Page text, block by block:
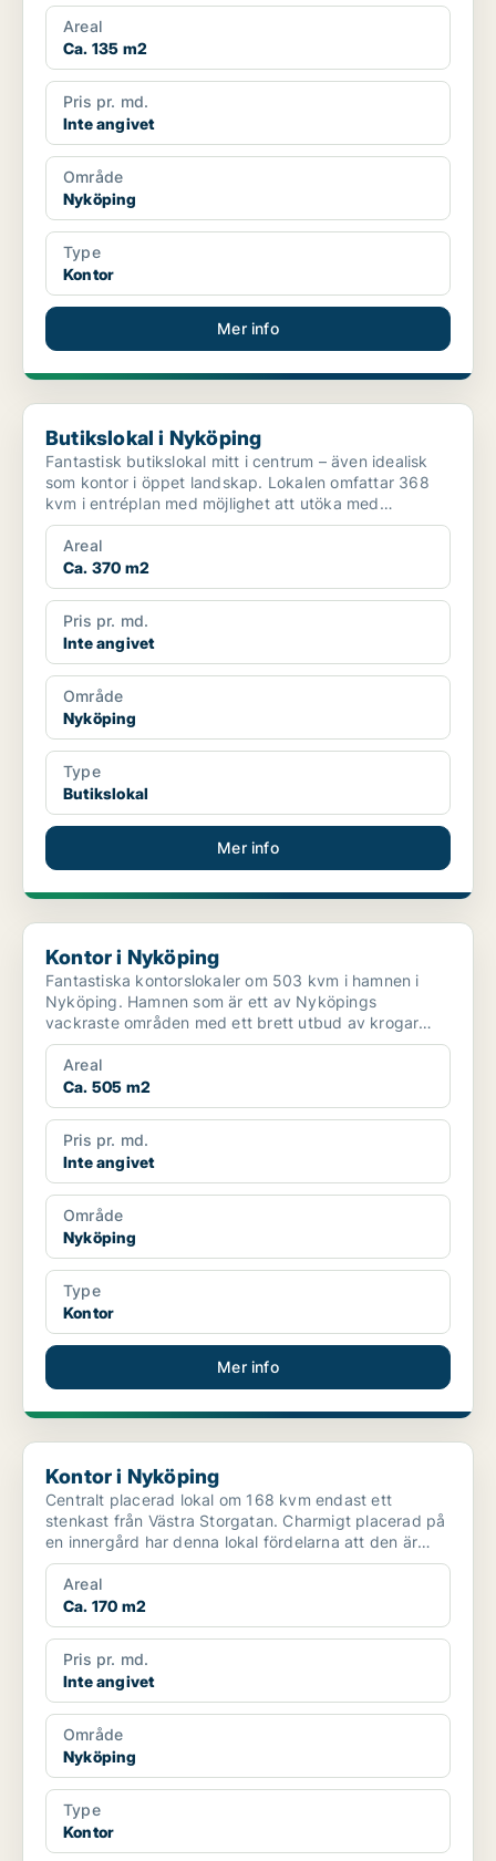
Areal
Ca. 135 m2
Pris pr. md.
Inte angivet
Område
Nyköping
Type
Kontor
Mer info
Butikslokal i Nyköping
Butikslokal i Nyköping
Fantastisk butikslokal mitt i centrum – även idealisk
som kontor i öppet landskap. Lokalen omfattar 368
kvm i entréplan med möjlighet att utöka med
ytterliga...
Areal
Ca. 370 m2
Pris pr. md.
Inte angivet
Område
Nyköping
Type
Butikslokal
Mer info
Kontor i Nyköping
Kontor i Nyköping
Fantastiska kontorslokaler om 503 kvm i hamnen i
Nyköping. Hamnen som är ett av Nyköpings
vackraste områden med ett brett utbud av krogar
och restauranger me...
Areal
Ca. 505 m2
Pris pr. md.
Inte angivet
Område
Nyköping
Type
Kontor
Mer info
Kontor i Nyköping
Kontor i Nyköping
Centralt placerad lokal om 168 kvm endast ett
stenkast från Västra Storgatan. Charmigt placerad på
en innergård har denna lokal fördelarna att den är
anpassn...
Areal
Ca. 170 m2
Pris pr. md.
Inte angivet
Område
Nyköping
Type
Kontor